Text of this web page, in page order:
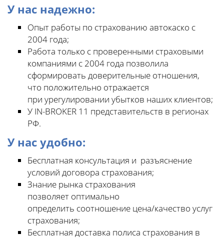
У нас надежно:
Опыт работы по страхованию автокаско с
2004 года;
Работа только с проверенными страховыми
компаниями с 2004 года позволила
сформировать доверительные отношения,
что положительно отражается
при урегулировании убытков наших клиентов;
У IN-BROKER 11 представительств в регионах
РФ.
У нас удобно:
Бесплатная консультация и разъяснение
условий договора страхования;
Знание рынка страхования
позволяет оптимально
определить соотношение цена/качество услуг
страхования;
Бесплатная доставка полиса страхования в